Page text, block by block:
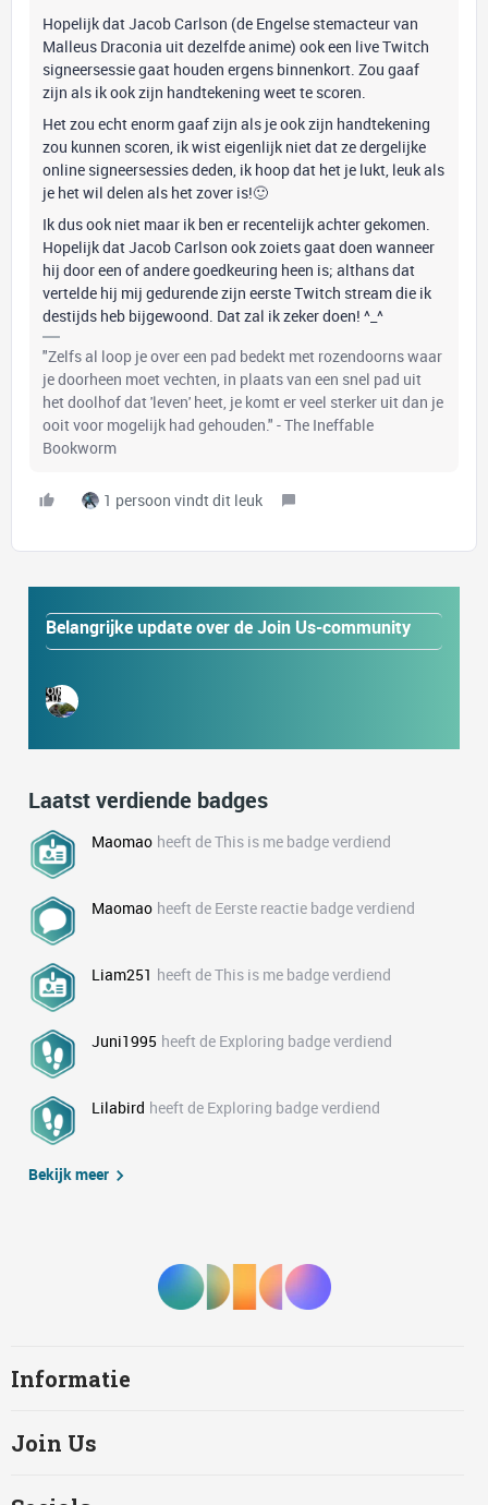
Hopelijk dat Jacob Carlson (de Engelse stemacteur van
Malleus Draconia uit dezelfde anime) ook een live Twitch
signeersessie gaat houden ergens binnenkort. Zou gaaf
zijn als ik ook zijn handtekening weet te scoren.
Het zou echt enorm gaaf zijn als je ook zijn handtekening
zou kunnen scoren, ik wist eigenlijk niet dat ze dergelijke
online signeersessies deden, ik hoop dat het je lukt, leuk als
je het wil delen als het zover is!🙂
Ik dus ook niet maar ik ben er recentelijk achter gekomen.
Hopelijk dat Jacob Carlson ook zoiets gaat doen wanneer
hij door een of andere goedkeuring heen is; althans dat
vertelde hij mij gedurende zijn eerste Twitch stream die ik
destijds heb bijgewoond. Dat zal ik zeker doen! ^_^
"Zelfs al loop je over een pad bedekt met rozendoorns waar
je doorheen moet vechten, in plaats van een snel pad uit
het doolhof dat 'leven' heet, je komt er veel sterker uit dan je
ooit voor mogelijk had gehouden." - The Ineffable
Bookworm
1 persoon vindt dit leuk
Belangrijke update over de Join Us-community
Laatst verdiende badges
Maomao heeft de This is me badge verdiend
Maomao heeft de Eerste reactie badge verdiend
Liam251 heeft de This is me badge verdiend
Juni1995 heeft de Exploring badge verdiend
Lilabird heeft de Exploring badge verdiend
Bekijk meer
Informatie
Join Us